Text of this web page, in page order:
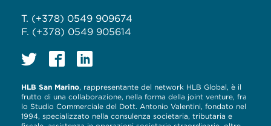
T. (+378) 0549 909674
F. (+378) 0549 905614
HLB San Marino, rappresentante del network HLB Global, è il
frutto di una collaborazione, nella forma della joint venture, fra
lo Studio Commerciale del Dott. Antonio Valentini, fondato nel
1994, specializzato nella consulenza societaria, tributaria e